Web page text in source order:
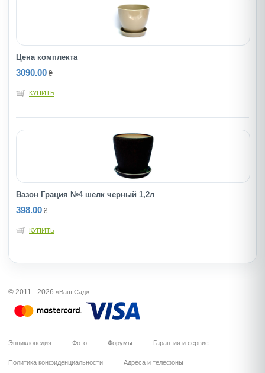
Цена комплекта
3090.00 ₴
КУПИТЬ
Вазон Грация №4 шелк черный 1,2л
398.00 ₴
КУПИТЬ
© 2011 - 2026 «Ваш Сад»
Энциклопедия Фото Форумы Гарантия и сервис
Политика конфиденциальности Адреса и телефоны